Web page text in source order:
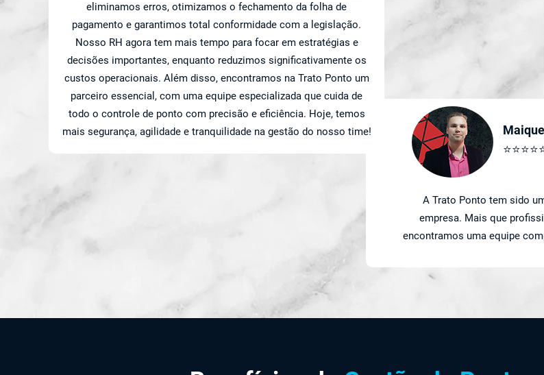
A Trato Ponto tem sido
empresa. Mais que
encontramos uma equipe
eliminamos erros, otimizamos o fechamento da folha de
pagamento e garantimos total conformidade com a legislação.
Nosso RH agora tem mais tempo para focar em estratégias e
decisões importantes, enquanto reduzimos significativamente os
custos operacionais. Além disso, encontramos na Trato Ponto um
parceiro essencial, com uma equipe especializada que cuida de
todo o controle de ponto com precisão e eficiência. Hoje, temos
mais segurança, agilidade e tranquilidade na gestão do nosso time!